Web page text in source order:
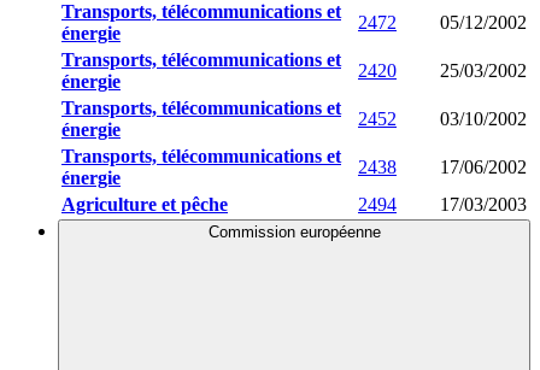
Transports, télécommunications et
énergie
2472
05/12/2002
Transports, télécommunications et
énergie
2420
25/03/2002
Transports, télécommunications et
énergie
2452
03/10/2002
Transports, télécommunications et
énergie
2438
17/06/2002
Agriculture et pêche
2494 17/03/2003
Commission européenne